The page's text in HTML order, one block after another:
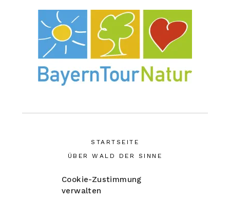
Cookie-Zustimmung
verwalten
STARTSEITE
ÜBER WALD DER SINNE
KURSE & WORKSHOPS